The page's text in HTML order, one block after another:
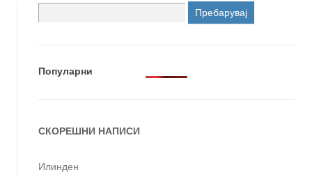
за:
Популарни
СКОРЕШНИ НАПИСИ
Илинден